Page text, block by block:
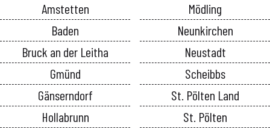
Amstetten
Baden
Bruck an der Leitha
Gmünd
Gänserndorf
Hollabrunn
Mödling
Neunkirchen
Neustadt
Scheibbs
St. Pölten Land
St. Pölten